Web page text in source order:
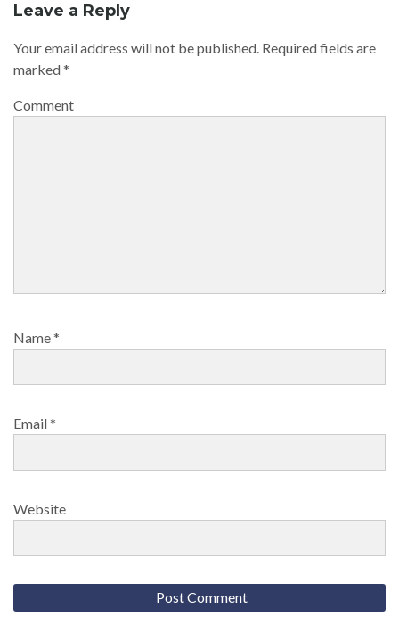
Leave a Reply
Your email address will not be published. Required fields are
marked*
Comment
Name*
Email*
Website